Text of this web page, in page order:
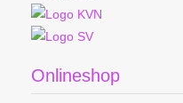
Onlineshop